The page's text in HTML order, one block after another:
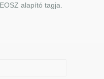
alapító tagja.